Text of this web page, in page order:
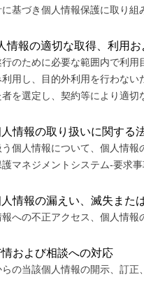
基づき個人情報保護に取り組
情報の適切な取得、利用
のために必要な範囲内で利
利用し、目的外利用を行わな
を選定し、契約等により適切
情報の取り扱いに関する
個人情報について、個人情
マネジメントシステム‐要求
情報の漏えい、滅失また
への不正アクセス、個人情報
および相談への対応
の当該個人情報の開示、訂正